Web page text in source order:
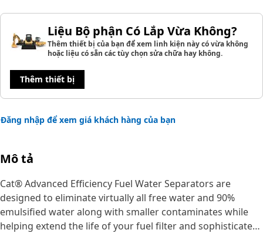
Liệu Bộ phận Có Lắp Vừa Không?
Thêm thiết bị của bạn để xem linh kiện này có vừa không
hoặc liệu có sẵn các tùy chọn sửa chữa hay không.
Thêm thiết bị
Đăng nhập để xem giá khách hàng của bạn
Mô tả
Cat® Advanced Efficiency Fuel Water Separators are
designed to eliminate virtually all free water and 90%
emulsified water along with smaller contaminates while
helping extend the life of your fuel filter and sophisticated